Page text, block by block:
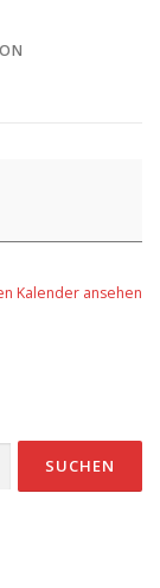
Kalender ansehen